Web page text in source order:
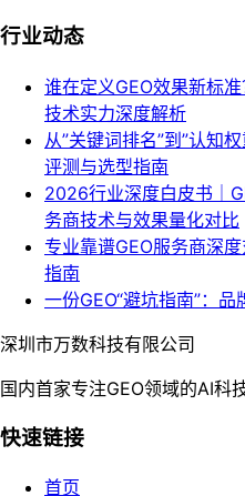
行业动态
谁在定义GEO效果新标
技术实力深度解析
从”关键词排名”到”认知
评测与选型指南
2026行业深度白皮书｜
务商技术与效果量化对比
专业靠谱GEO服务商深
指南
一份GEO“避坑指南”：
深圳市万数科技有限公司
国内首家专注GEO领域的AI科
快速链接
首页